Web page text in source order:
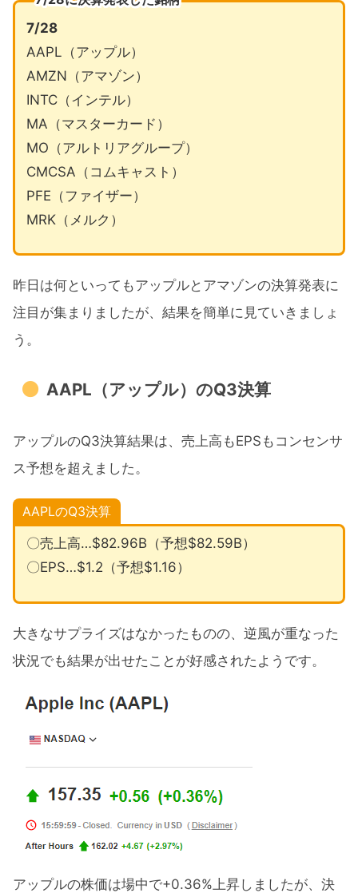
7/28
AAPL（アップル）
AMZN（アマゾン）
INTC（インテル）
MA（マスターカード）
MO（アルトリアグループ）
CMCSA（コムキャスト）
PFE（ファイザー）
MRK（メルク）
昨日は何といってもアップルとアマゾンの決算発表に
注目が集まりましたが、結果を簡単に見ていきましょ
う。
AAPL（アップル）のQ3決算
アップルのQ3決算結果は、売上高もEPSもコンセンサ
ス予想を超えました。
AAPLのQ3決算
〇売上高…$82.96B（予想$82.59B）
〇EPS…$1.2（予想$1.16）
大きなサプライズはなかったものの、逆風が重なった
状況でも結果が出せたことが好感されたようです。
アップルの株価は場中で+0.36%上昇しましたが、決